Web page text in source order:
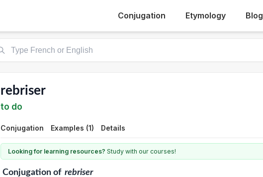
Conjugation Etymology Blog
rebriser
to do
Conjugation Examples (1) Details
Looking for learning resources? Study with our courses!
Conjugationof rebriser